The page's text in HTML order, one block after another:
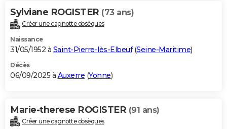
Sylviane ROGISTER (73 ans)
Créer une cagnotte obsèques
Naissance
31/05/1952 à Saint-Pierre-lès-Elbeuf(Seine-Maritime)
Décès
06/09/2025 à Auxerre (Yonne)
Marie-therese ROGISTER (91 ans)
Créer une cagnotte obsèques